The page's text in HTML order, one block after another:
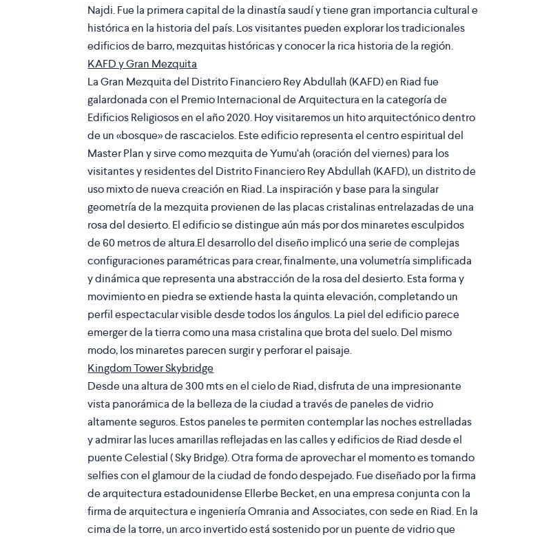
Najdi. Fue la primera capital de la dinastía saudí y tiene gran importancia cultural e
histórica en la historia del país. Los visitantes pueden explorar los tradicionales
edificios de barro, mezquitas históricas y conocer la rica historia de la región.
KAFD y Gran Mezquita
La Gran Mezquita del Distrito Financiero Rey Abdullah (KAFD) en Riad fue
galardonada con el Premio Internacional de Arquitectura en la categoría de
Edificios Religiosos en el año 2020. Hoy visitaremos un hito arquitectónico dentro
de un «bosque» de rascacielos. Este edificio representa el centro espiritual del
Master Plany sirve como mezquita deYumu‘ah(oración del viernes) para los
visitantes y residentes del Distrito Financiero Rey Abdullah (KAFD), un distrito de
uso mixto de nueva creación en Riad. La inspiración y base para la singular
geometría de la mezquita provienen de las placas cristalinas entrelazadas de una
rosa del desierto. El edificio se distingue aún más por dos minaretes esculpidos
de 60 metros de altura.El desarrollo del diseño implicó una serie de complejas
configuraciones paramétricas para crear, finalmente, una volumetría simplificada
y dinámica que representa una abstracción de la rosa del desierto. Esta forma y
movimiento en piedra se extiende hasta la quinta elevación, completando un
perfil espectacular visible desde todos los ángulos. La piel del edificio parece
emerger de la tierra como una masa cristalina que brota del suelo. Del mismo
modo, los minaretes parecen surgir y perforar el paisaje.
Kingdom Tower Skybridge
Desde una altura de 300 mts en el cielo de Riad, disfruta de una impresionante
vista panorámica de la belleza de la ciudad a través de paneles de vidrio
altamente seguros. Estos paneles te permiten contemplar las noches estrelladas
y admirar las luces amarillas reflejadas en las calles y edificios de Riad desde el
puente Celestial ( Sky Bridge). Otra forma de aprovechar el momento es tomando
selfies con el glamour de la ciudad de fondo despejado. Fue diseñado por la firma
de arquitectura estadounidense Ellerbe Becket, en una empresa conjunta con la
firma de arquitectura e ingeniería Omrania and Associates, con sede en Riad. En la
cima de la torre, un arco invertido está sostenido por un puente de vidrio que